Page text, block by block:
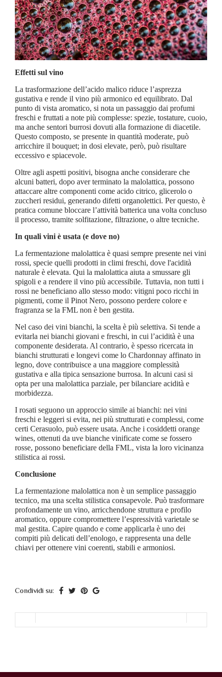
Effetti sul vino
La trasformazione dell’acido malico riduce l’asprezza
gustativa e rende il vino più armonico ed equilibrato. Dal
punto di vista aromatico, si nota un passaggio dai profumi
freschi e fruttati a note più complesse: spezie, tostature, cuoio,
ma anche sentori burrosi dovuti alla formazione di diacetile.
Questo composto, se presente in quantità moderate, può
arricchire il bouquet; in dosi elevate, però, può risultare
eccessivo e spiacevole.
Oltre agli aspetti positivi, bisogna anche considerare che
alcuni batteri, dopo aver terminato la malolattica, possono
attaccare altre componenti come acido citrico, glicerolo o
zuccheri residui, generando difetti organolettici. Per questo, è
pratica comune bloccare l’attività batterica una volta concluso
il processo, tramite solfitazione, filtrazione, o altre tecniche.
In quali vini è usata (e dove no)
La fermentazione malolattica è quasi sempre presente nei vini
rossi, specie quelli prodotti in climi freschi, dove l'acidità
naturale è elevata. Qui la malolattica aiuta a smussare gli
spigoli e a rendere il vino più accessibile. Tuttavia, non tutti i
rossi ne beneficiano allo stesso modo: vitigni poco ricchi in
pigmenti, come il Pinot Nero, possono perdere colore e
fragranza se la FML non è ben gestita.
Nel caso dei vini bianchi, la scelta è più selettiva. Si tende a
evitarla nei bianchi giovani e freschi, in cui l’acidità è una
componente desiderata. Al contrario, è spesso ricercata in
bianchi strutturati e longevi come lo Chardonnay affinato in
legno, dove contribuisce a una maggiore complessità
gustativa e alla tipica sensazione burrosa. In alcuni casi si
opta per una malolattica parziale, per bilanciare acidità e
morbidezza.
I rosati seguono un approccio simile ai bianchi: nei vini
freschi e leggeri si evita, nei più strutturati e complessi, come
certi Cerasuolo, può essere usata. Anche i cosiddetti orange
wines, ottenuti da uve bianche vinificate come se fossero
rosse, possono beneficiare della FML, vista la loro vicinanza
stilistica ai rossi.
Conclusione
La fermentazione malolattica non è un semplice passaggio
tecnico, ma una scelta stilistica consapevole. Può trasformare
profondamente un vino, arricchendone struttura e profilo
aromatico, oppure compromettere l’espressività varietale se
mal gestita. Capire quando e come applicarla è uno dei
compiti più delicati dell’enologo, e rappresenta una delle
chiavi per ottenere vini coerenti, stabili e armoniosi.
Condividi su: